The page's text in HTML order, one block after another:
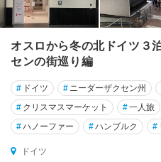
道
周
★
ロ
ー
テ
ン
ル
オスロから冬の北ドイツ３
センの街巡り編
# ドイツ # ニーダーザクセン州
# クリスマスマーケット #一人旅
#ハノーファー #ハンブルク #
ドイツ